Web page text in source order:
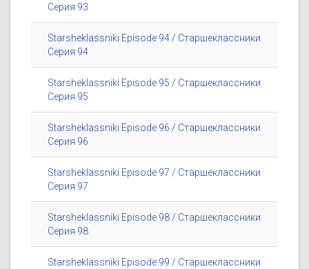
Серия 93
Starsheklassniki Episode 94 / Старшеклассники
Серия 94
Starsheklassniki Episode 95 / Старшеклассники
Серия 95
Starsheklassniki Episode 96 / Старшеклассники
Серия 96
Starsheklassniki Episode 97 / Старшеклассники
Серия 97
Starsheklassniki Episode 98 / Старшеклассники
Серия 98
Starsheklassniki Episode 99 / Старшеклассники